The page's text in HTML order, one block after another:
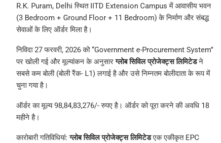
R.K. Puram, Delhi स्थित IITD Extension Campus में आवासीय भवन
(3 Bedroom + Ground Floor + 11 Bedroom) के निर्माण और संबद्ध
सेवाओं के लिए ऑर्डर मिला है।
निविदा 27 फरवरी, 2026 को “Government e-Procurement System”
पर खोली गई और मूल्यांकन के अनुसारग्लोब सिविल प्रोजेक्ट्स लिमिटेडने
सबसे कम बोली (बोली रैंक- L1) लगाई है और उसे निम्नतम बोलीदाता के रूप में
चुना गया है।
ऑर्डर का मूल्य 98,84,83,276/- रुपए है। ऑर्डर को पूरा करने की अवधि 18
महीने है।
कारोबारी गतिविधियां:ग्लोब सिविल प्रोजेक्ट्स लिमिटेडएक एकीकृत EPC